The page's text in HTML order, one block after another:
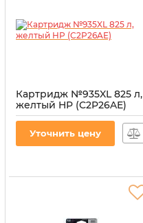
Картридж №935XL 825 л,
желтый HP (C2P26AE)
Артикул:CI-HP-C2P26AE-Y-XL
Уточнить цену